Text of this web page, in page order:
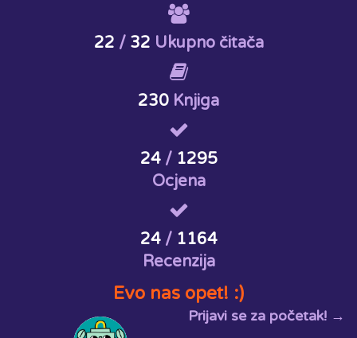
22 / 32 Ukupno čitača
230 Knjiga
24/ 1295
Ocjena
24/ 1164
Recenzija
Evo nas opet! :)
Prijavi se za početak! →